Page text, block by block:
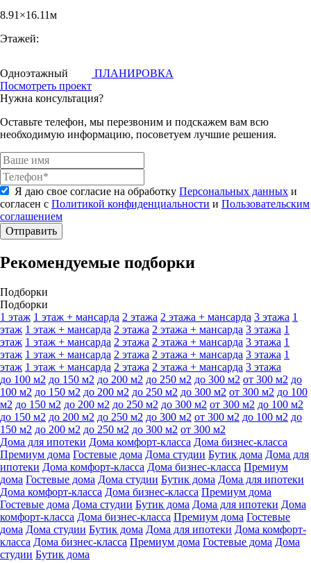
8.91×16.11м
Этажей:
Одноэтажный
ПЛАНИРОВКА
Посмотреть проект
Нужна консультация?
Оставьте телефон, мы перезвоним и подскажем вам всю
необходимую информацию, посоветуем лучшие решения.
Я даю свое согласие на обработку Персональных данных и
согласен с Политикой конфиденциальности и Пользовательским
соглашением
Отправить
Рекомендуемые подборки
Подборки
Подборки
1 этаж 1 этаж + мансарда 2 этажа 2 этажа + мансарда 3 этажа 1
этаж 1 этаж + мансарда 2 этажа 2 этажа + мансарда 3 этажа 1
этаж 1 этаж + мансарда 2 этажа 2 этажа + мансарда 3 этажа 1
этаж 1 этаж + мансарда 2 этажа 2 этажа + мансарда 3 этажа 1
этаж 1 этаж + мансарда 2 этажа 2 этажа + мансарда 3 этажа
до 100 м2 до 150 м2 до 200 м2 до 250 м2 до 300 м2 от 300 м2 до
100 м2 до 150 м2 до 200 м2 до 250 м2 до 300 м2 от 300 м2 до 100
м2 до 150 м2 до 200 м2 до 250 м2 до 300 м2 от 300 м2 до 100 м2
до 150 м2 до 200 м2 до 250 м2 до 300 м2 от 300 м2 до 100 м2 до
150 м2 до 200 м2 до 250 м2 до 300 м2 от 300 м2
Дома для ипотеки Дома комфорт-класса Дома бизнес-класса
Премиум дома Гостевые дома Дома студии Бутик дома Дома для
ипотеки Дома комфорт-класса Дома бизнес-класса Премиум
дома Гостевые дома Дома студии Бутик дома Дома для ипотеки
Дома комфорт-класса Дома бизнес-класса Премиум дома
Гостевые дома Дома студии Бутик дома Дома для ипотеки Дома
комфорт-класса Дома бизнес-класса Премиум дома Гостевые
дома Дома студии Бутик дома Дома для ипотеки Дома комфорт-
класса Дома бизнес-класса Премиум дома Гостевые дома Дома
студии Бутик дома